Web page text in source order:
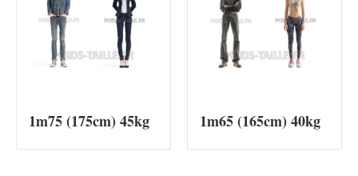
1m75 (175cm) 45kg 1m65 (165cm) 40kg